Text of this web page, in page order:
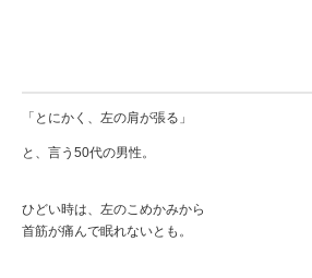
「とにかく、左の肩が張る」
と、言う50代の男性。
ひどい時は、左のこめかみから
首筋が痛んで眠れないとも。